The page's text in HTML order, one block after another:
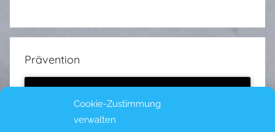
Cookie-Zustimmung
verwalten
Prävention
Klicke hier, um Marketing-Cookies zu